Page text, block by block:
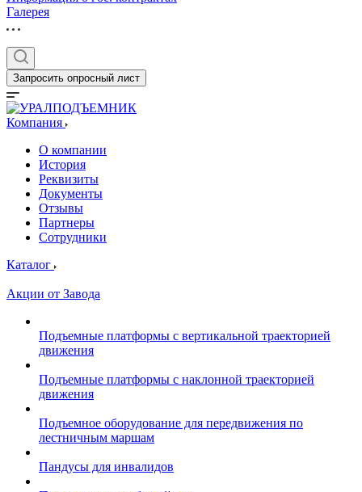
Галерея
Запросить опросный лист
Компания
О компании
История
Реквизиты
Документы
Отзывы
Партнеры
Сотрудники
Каталог
Акции от Завода
Подъемные платформы с вертикальной траекторией
движения
Подъемные платформы с наклонной траекторией
движения
Подъемное оборудование для передвижения по
лестничным маршам
Пандусы для инвалидов